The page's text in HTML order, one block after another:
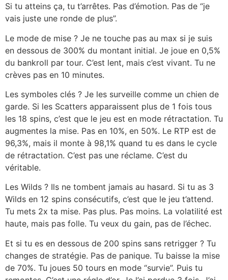
Si tu atteins ça, tu t’arrêtes. Pas d’émotion. Pas de “je
vais juste une ronde de plus”.
Le mode de mise ? Je ne touche pas au max si je suis
en dessous de 300% du montant initial. Je joue en 0,5%
du bankroll par tour. C’est lent, mais c’est vivant. Tu ne
crèves pas en 10 minutes.
Les symboles clés ? Je les surveille comme un chien de
garde. Si les Scatters apparaissent plus de 1 fois tous
les 18 spins, c’est que le jeu est en mode rétractation. Tu
augmentes la mise. Pas en 10%, en 50%. Le RTP est de
96,3%, mais il monte à 98,1% quand tu es dans le cycle
de rétractation. C’est pas une réclame. C’est du
véritable.
Les Wilds ? Ils ne tombent jamais au hasard. Si tu as 3
Wilds en 12 spins consécutifs, c’est que le jeu t’attend.
Tu mets 2x ta mise. Pas plus. Pas moins. La volatilité est
haute, mais pas folle. Tu veux du gain, pas de l’échec.
Et si tu es en dessous de 200 spins sans retrigger ? Tu
changes de stratégie. Pas de panique. Tu baisse la mise
de 70%. Tu joues 50 tours en mode “survie”. Puis tu